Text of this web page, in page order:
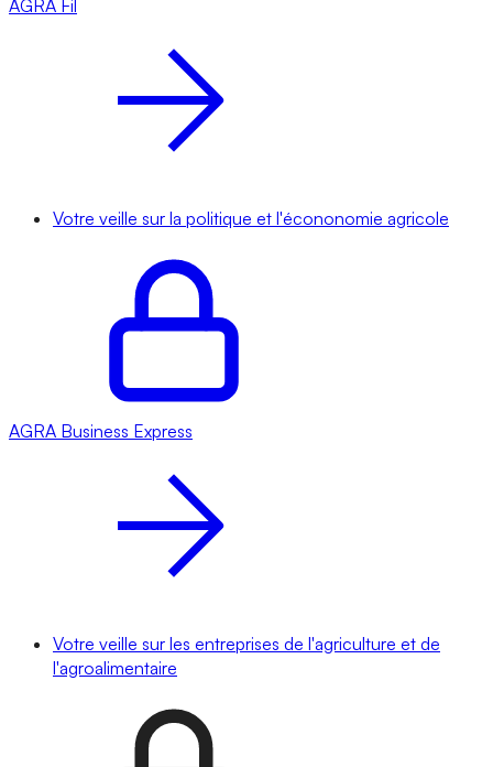
AGRA Fil
Votre veille sur la politique et l'écononomie agricole
AGRA Business Express
Votre veille sur les entreprises de l'agriculture et de
l'agroalimentaire